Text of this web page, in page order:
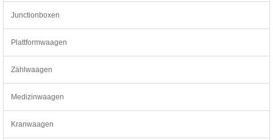
Junctionboxen
Plattformwaagen
Zählwaagen
Medizinwaagen
Kranwaagen